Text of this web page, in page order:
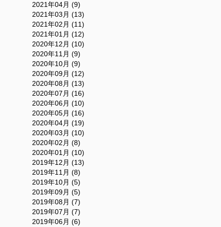
2021年04月 (9)
2021年03月 (13)
2021年02月 (11)
2021年01月 (12)
2020年12月 (10)
2020年11月 (9)
2020年10月 (9)
2020年09月 (12)
2020年08月 (13)
2020年07月 (16)
2020年06月 (10)
2020年05月 (16)
2020年04月 (19)
2020年03月 (10)
2020年02月 (8)
2020年01月 (10)
2019年12月 (13)
2019年11月 (8)
2019年10月 (5)
2019年09月 (5)
2019年08月 (7)
2019年07月 (7)
2019年06月 (6)